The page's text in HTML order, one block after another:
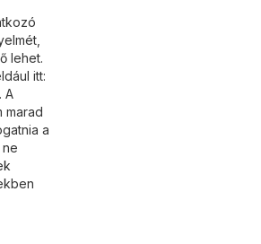
lehet.
itt:
A
marad
a